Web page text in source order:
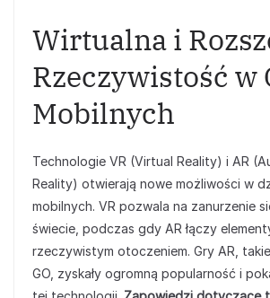
Wirtualna i
Rzeczywistość w
Mobilnych
Technologie VR (Virtual Reality) i AR
Reality) otwierają nowe możliwości w
mobilnych. VR pozwala na zanurzenie
świecie, podczas gdy AR łączy
rzeczywistym otoczeniem. Gry AR,
GO, zyskały ogromną popularność i